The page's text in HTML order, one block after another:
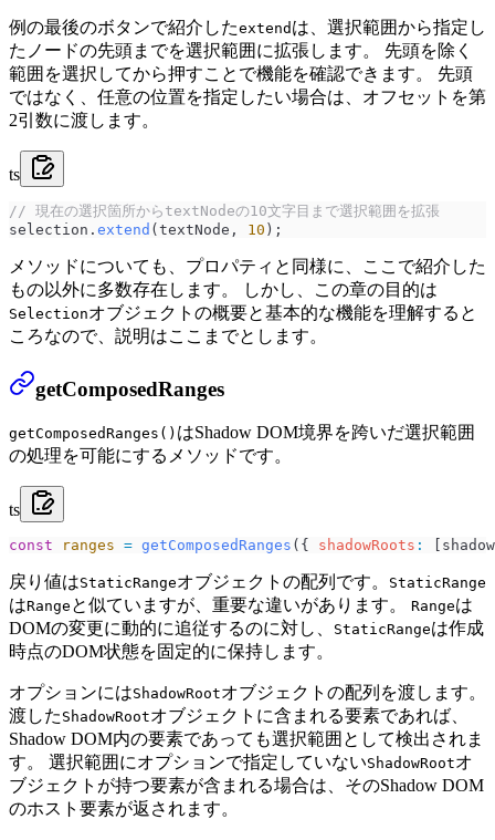
例の最後のボタンで紹介したextend は、選択範囲から指定し
たノードの先頭までを選択範囲に拡張します。 先頭を除く
範囲を選択してから押すことで機能を確認できます。 先頭
ではなく、任意の位置を指定したい場合は、オフセットを第
2引数に渡します。
ts
// 現在の選択箇所からtextNodeの10文字目まで選択範囲を拡張
selection . extend ( textNode , 10 );
メソッドについても、プロパティと同様に、ここで紹介した
もの以外に多数存在します。 しかし、この章の目的は
Selectionオブジェクトの概要と基本的な機能を理解すると
ころなので、説明はここまでとします。
getComposedRanges
getComposedRanges() はShadow DOM境界を跨いだ選択範囲
の処理を可能にするメソッドです。
ts
const ranges = getComposedRanges ({ shadowRoots :
戻り値はStaticRangeオブジェクトの配列です。 StaticRange
はRange と似ていますが、重要な違いがあります。 Rangeは
DOMの変更に動的に追従するのに対し、
StaticRangeは作成
時点のDOM状態を固定的に保持します。
オプションにはShadowRootオブジェクトの配列を渡します。
渡した ShadowRootオブジェクトに含まれる要素であれば、
Shadow DOM内の要素であっても選択範囲として検出されま
す。 選択範囲にオプションで指定していないShadowRootオ
ブジェクトが持つ要素が含まれる場合は、そのShadow DOM
のホスト要素が返されます。